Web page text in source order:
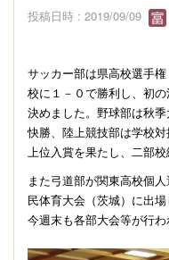
投稿日時 : 2019/09/09
サッカー部は県高校選手
校に１－０で勝利し、初
決めました。野球部は秋
快勝、陸上競技部は学校
上位入賞を果たし、二部校
また弓道部が関東高校個
民体育大会（茨城）に出場
今週末も各部大会等が行わ